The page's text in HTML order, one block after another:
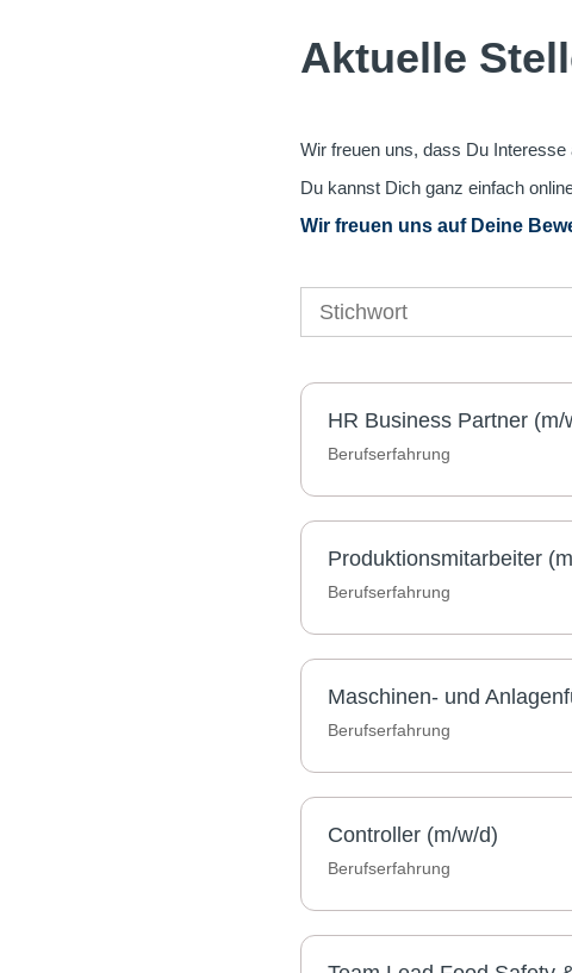
Aktuelle
Wir freuen uns, dass Du
Du kannst Dich ganz einfach
Wir freuen uns auf Deine
HR Business Partner (m/
Berufserfahrung
Produktionsmitarbeiter
Berufserfahrung
Maschinen- und
Berufserfahrung
Controller (m/w/d)
Berufserfahrung